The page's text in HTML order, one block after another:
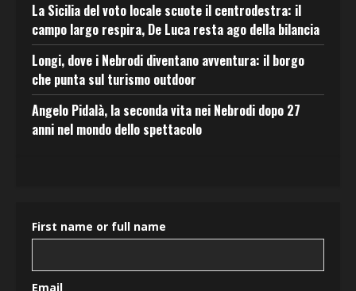
La Sicilia del voto locale scuote il centrodestra: il
campo largo respira, De Luca resta ago della bilancia
Longi, dove i Nebrodi diventano avventura: il borgo
che punta sul turismo outdoor
Angelo Pidalà, la seconda vita nei Nebrodi dopo 27
anni nel mondo dello spettacolo
First name or full name
Email